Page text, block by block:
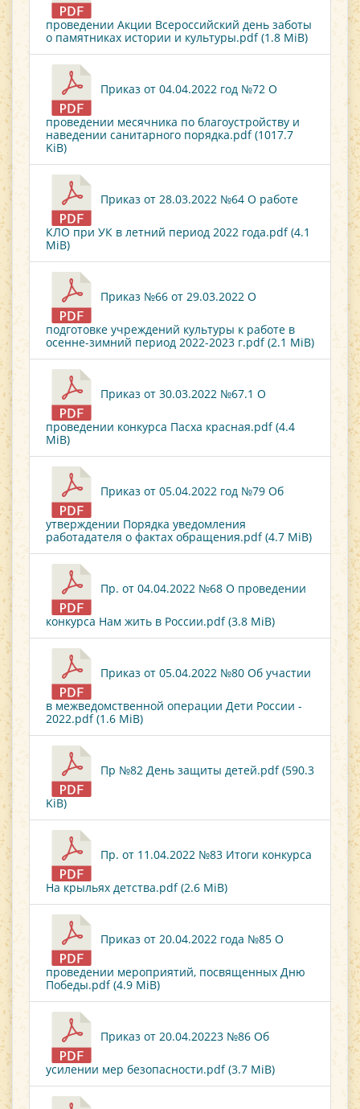
проведении Акции Всероссийский день заботы
о памятниках истории и культуры.pdf (1.8 MiB)
Приказ от 04.04.2022 год №72 О
проведении месячника по благоустройству и
наведении санитарного порядка.pdf (1017.7
KiB)
Приказ от 28.03.2022 №64 О работе
КЛО при УК в летний период 2022 года.pdf (4.1
MiB)
Приказ №66 от 29.03.2022 О
подготовке учреждений культуры к работе в
осенне-зимний период 2022-2023 г.pdf (2.1 MiB)
Приказ от 30.03.2022 №67.1 О
проведении конкурса Пасха красная.pdf (4.4
MiB)
Приказ от 05.04.2022 год №79 Об
утверждении Порядка уведомления
работадателя о фактах обращения.pdf (4.7 MiB)
Пр. от 04.04.2022 №68 О проведении
конкурса Нам жить в России.pdf (3.8 MiB)
Приказ от 05.04.2022 №80 Об участии
в межведомственной операции Дети России -
2022.pdf (1.6 MiB)
Пр №82 День защиты детей.pdf (590.3
KiB)
Пр. от 11.04.2022 №83 Итоги конкурса
На крыльях детства.pdf (2.6 MiB)
Приказ от 20.04.2022 года №85 О
проведении мероприятий, посвященных Дню
Победы.pdf (4.9 MiB)
Приказ от 20.04.20223 №86 Об
усилении мер безопасности.pdf (3.7 MiB)